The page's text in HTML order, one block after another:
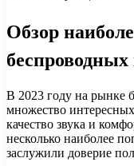
Обзор
В 2023 году на рынке
множество
качество звука и
несколько наиболее
заслужили доверие